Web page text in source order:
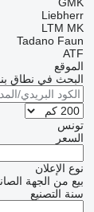
Liebherr
LTM MK
Tadano Faun
ATF
الموقع
البحث في نطاق
تونس
السعر
نوع الإعلان
بيع من الجهة
سنة التصنيع